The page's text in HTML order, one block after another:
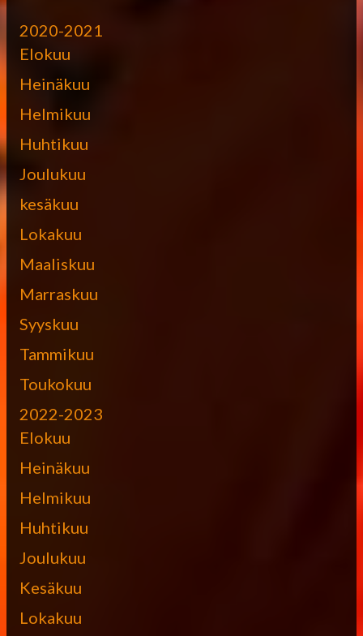
2020-2021
Elokuu
Heinäkuu
Helmikuu
Huhtikuu
Joulukuu
kesäkuu
Lokakuu
Maaliskuu
Marraskuu
Syyskuu
Tammikuu
Toukokuu
2022-2023
Elokuu
Heinäkuu
Helmikuu
Huhtikuu
Joulukuu
Kesäkuu
Lokakuu